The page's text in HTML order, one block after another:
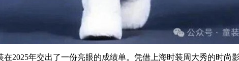
2025年交出了一份亮眼的成绩单。凭借上海时装周大秀的时尚